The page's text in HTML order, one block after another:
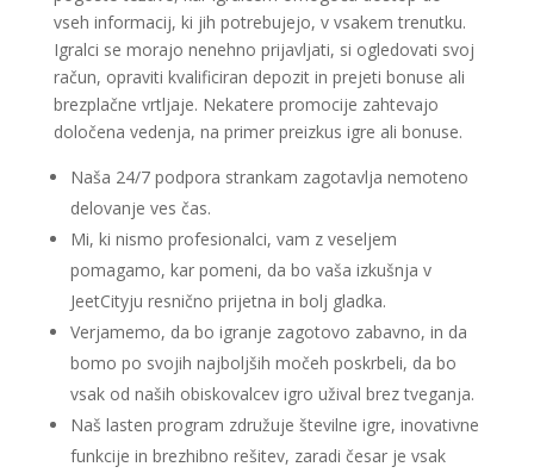
vseh informacij, ki jih potrebujejo, v vsakem trenutku.
Igralci se morajo nenehno prijavljati, si ogledovati svoj
račun, opraviti kvalificiran depozit in prejeti bonuse ali
brezplačne vrtljaje. Nekatere promocije zahtevajo
določena vedenja, na primer preizkus igre ali bonuse.
Naša 24/7 podpora strankam zagotavlja nemoteno
delovanje ves čas.
Mi, ki nismo profesionalci, vam z veseljem
pomagamo, kar pomeni, da bo vaša izkušnja v
JeetCityju resnično prijetna in bolj gladka.
Verjamemo, da bo igranje zagotovo zabavno, in da
bomo po svojih najboljših močeh poskrbeli, da bo
vsak od naših obiskovalcev igro užival brez tveganja.
Naš lasten program združuje številne igre, inovativne
funkcije in brezhibno rešitev, zaradi česar je vsak